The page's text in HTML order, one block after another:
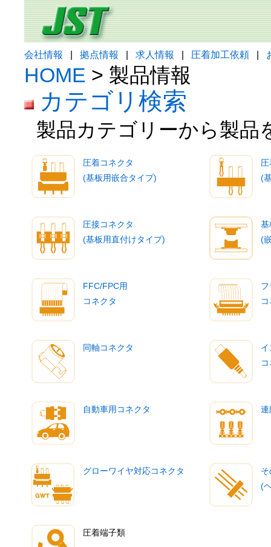
会社情報 拠点情報 求人情報 圧着加工依頼
HOME > 製品情報
カテゴリ検索
製品カテゴリーから製品
圧着コネクタ
(基板用嵌合タイプ)
(
圧接コネクタ
(基板用直付けタイプ)
基
(
FFC/FPC用
コネクタ
同軸コネクタ
自動車用コネクタ 連
グローワイヤ対応コネクタ
(
圧着端子類